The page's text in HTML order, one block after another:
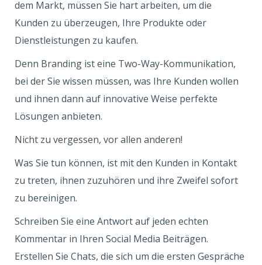
dem Markt, müssen Sie hart arbeiten, um die
Kunden zu überzeugen, Ihre Produkte oder
Dienstleistungen zu kaufen.
Denn Branding ist eine Two-Way-Kommunikation,
bei der Sie wissen müssen, was Ihre Kunden wollen
und ihnen dann auf innovative Weise perfekte
Lösungen anbieten.
Nicht zu vergessen, vor allen anderen!
Was Sie tun können, ist mit den Kunden in Kontakt
zu treten, ihnen zuzuhören und ihre Zweifel sofort
zu bereinigen.
Schreiben Sie eine Antwort auf jeden echten
Kommentar in Ihren Social Media Beiträgen.
Erstellen Sie Chats, die sich um die ersten Gespräche